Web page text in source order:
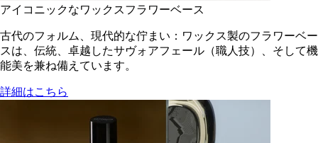
アイコニックなワックスフラワーベース
古代のフォルム、現代的な佇まい：ワックス製のフラワーベー
スは、伝統、卓越したサヴォアフェール（職人技）、そして機
能美を兼ね備えています。
詳細はこちら